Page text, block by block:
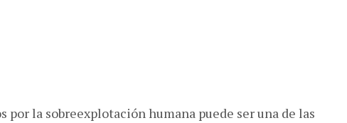
por la sobreexplotación humana puede ser una de las